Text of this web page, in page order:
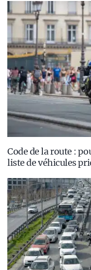
Code de la route :
liste de véhicules